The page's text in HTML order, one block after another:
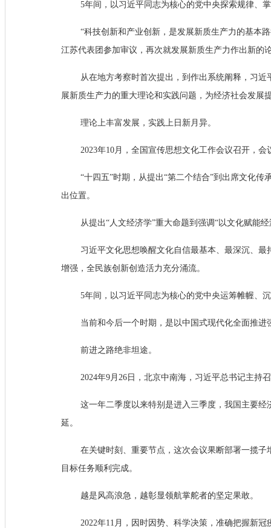
5年间，以习近平同志为核心的党中央探索规律
“科技创新和产业创新，是发展新质生产力的基本
江苏代表团参加审议，再次就发展新质生产力作出新的
从在地方考察时首次提出，到作出系统阐释，习
展新质生产力的重大理论和实践问题，为经济社会发展
理论上丰富发展，实践上日新月异。
2023年10月，全国宣传思想文化工作会议召开，
“十四五”时期，从提出“第二个结合”到出席文化
出位置。
从提出“人文经济学”重大命题到强调“以文化赋能
习近平文化思想唤醒文化自信最基本、最深沉、
增强，全民族创新创造活力充分涌流。
5年间，以习近平同志为核心的党中央运筹帷幄
当前和今后一个时期，是以中国式现代化全面推
前进之路绝非坦途。
2024年9月26日，北京中南海，习近平总书记主持
这一年二季度以来特别是进入三季度，我国主要
延。
在关键时刻、重要节点，这次会议果断部署一揽
目标任务顺利完成。
越是风高浪急，越彰显领航掌舵者的坚定果敢。
2022年11月，因时因势、科学决策，准确把握新